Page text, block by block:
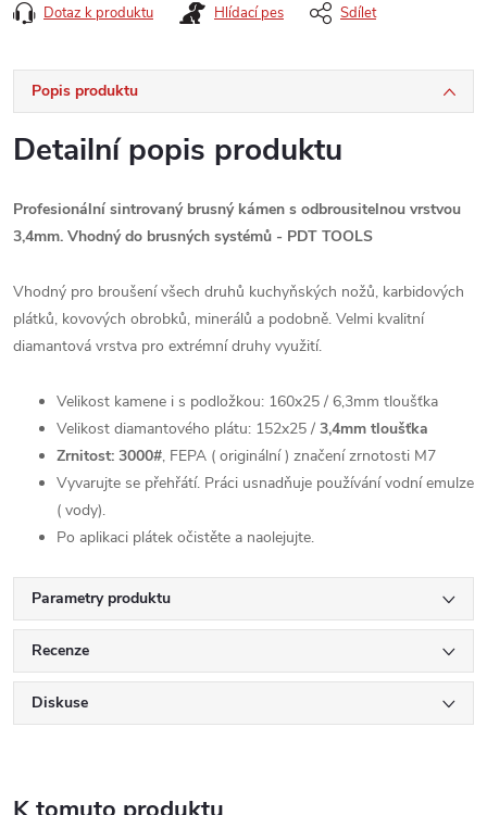
Dotaz k produktu Hlídací pes Sdílet
Popis produktu
Detailní popis produktu
Profesionální sintrovaný brusný kámen s odbrousitelnou vrstvou
3,4mm. Vhodný do brusných systémů - PDT TOOLS
Vhodný pro broušení všech druhů kuchyňských nožů, karbidových
plátků, kovových obrobků, minerálů a podobně. Velmi kvalitní
diamantová vrstva pro extrémní druhy využití.
Velikost kamene i s podložkou: 160x25 / 6,3mm tloušťka
Velikost diamantového plátu: 152x25 / 3,4mm tloušťka
Zrnitost: 3000#, FEPA ( originální ) značení zrnotosti M7
Vyvarujte se přehřátí. Práci usnadňuje používání vodní emulze
( vody).
Po aplikaci plátek očistěte a naolejujte.
Parametry produktu
Recenze
Diskuse